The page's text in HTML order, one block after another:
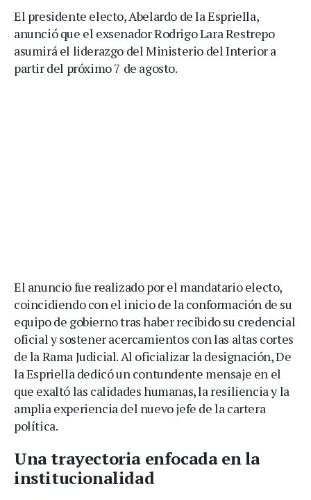
El presidente electo, Abelardo de la Espriella,
anunció que el exsenador Rodrigo Lara Restrepo
asumirá el liderazgo del Ministerio del Interior a
partir del próximo 7 de agosto.
El anuncio fue realizado por el mandatario electo,
coincidiendo con el inicio de la conformación de su
equipo de gobierno tras haber recibido su credencial
oficial y sostener acercamientos con las altas cortes
de la Rama Judicial. Al oficializar la designación, De
la Espriella dedicó un contundente mensaje en el
que exaltó las calidades humanas, la resiliencia y la
amplia experiencia del nuevo jefe de la cartera
política.
Una trayectoria enfocada en la
institucionalidad